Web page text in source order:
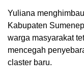
Yuliana
Kabupaten
warga masyarakat
mencegah
claster baru.